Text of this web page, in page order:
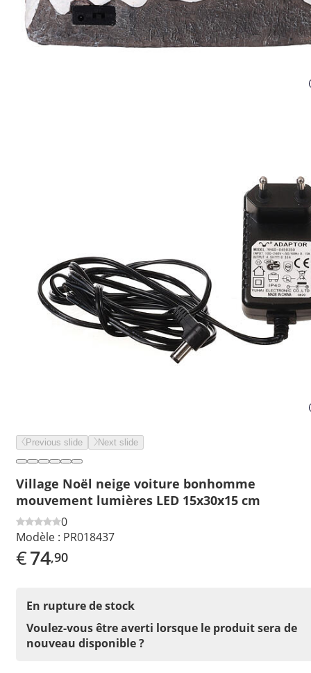
Previous slide Next slide
Village Noël neige voiture bonhomme
mouvement lumières LED 15x30x15 cm
0
Modèle : PR018437
€74,90
En rupture de stock
Voulez-vous être averti lorsque le produit sera de
nouveau disponible ?